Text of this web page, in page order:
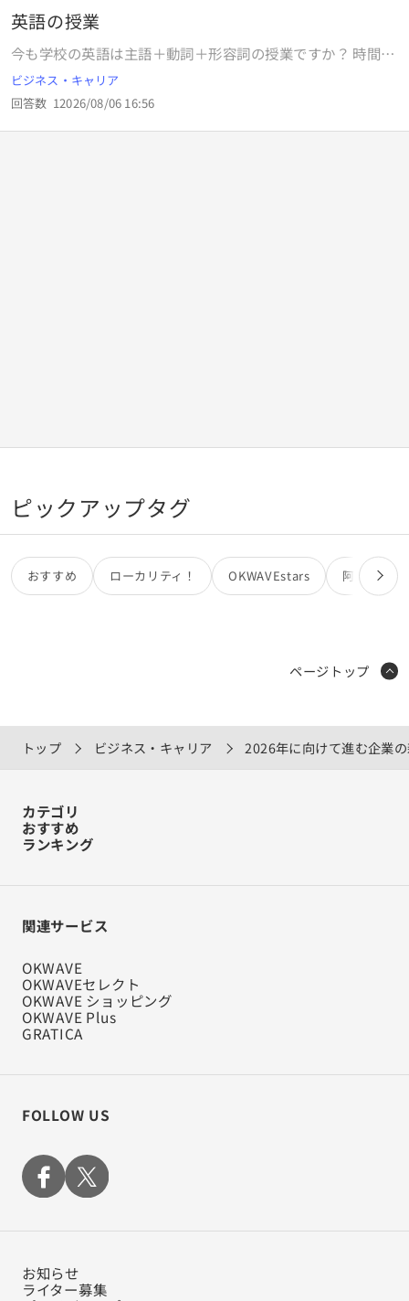
社で働くくらいならしっかり仕事に誇りやプロ意識を持って
いる人達のいる警備会社で働いていきたいです。 心当たりの
ある会社があり転職するならそっちに行きます。 これは僕が
悪いのでしょうか？ 回答おねがいします。
英語の授業
今も学校の英語は主語＋動詞＋形容詞の授業ですか？ 時間が
あれば①ビートルズを歌わせる②スターウオーズのハン・ソ
ロの役をさせて英語劇に力を入れたら？
ビジネス・キャリア
回答数 12026/08/06 16:56
ピックアップタグ
おすすめ ローカリティ！ OKWAVEstars 阿部亮
トップ ビジネス・キャリア 2026年に向けて進む企業
ページトップ
カテゴリ
おすすめ
ランキング
関連サービス
OKWAVE
OKWAVEセレクト
OKWAVE ショッピング
OKWAVE Plus
GRATICA
FOLLOW US
お知らせ
ライター募集